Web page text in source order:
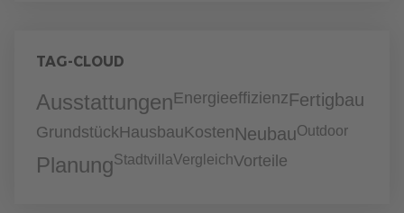
TAG-CLOUD
AusstattungenEnergieeffizienzFertigbau
GrundstückHausbauKostenNeubauOutdoor
PlanungStadtvillaVergleichVorteile